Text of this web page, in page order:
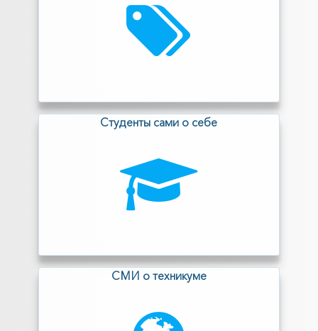
Cтуденты сами о себе
СМИ о техникуме